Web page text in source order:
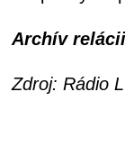
Archív
Zdroj: Rádio